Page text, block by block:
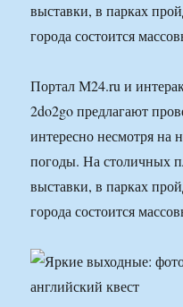
выставки, в парках
города состоится
Портал М24.ru и
2do2go предлагают
интересно несмотря на
погоды. На столичных
выставки, в парках
города состоится